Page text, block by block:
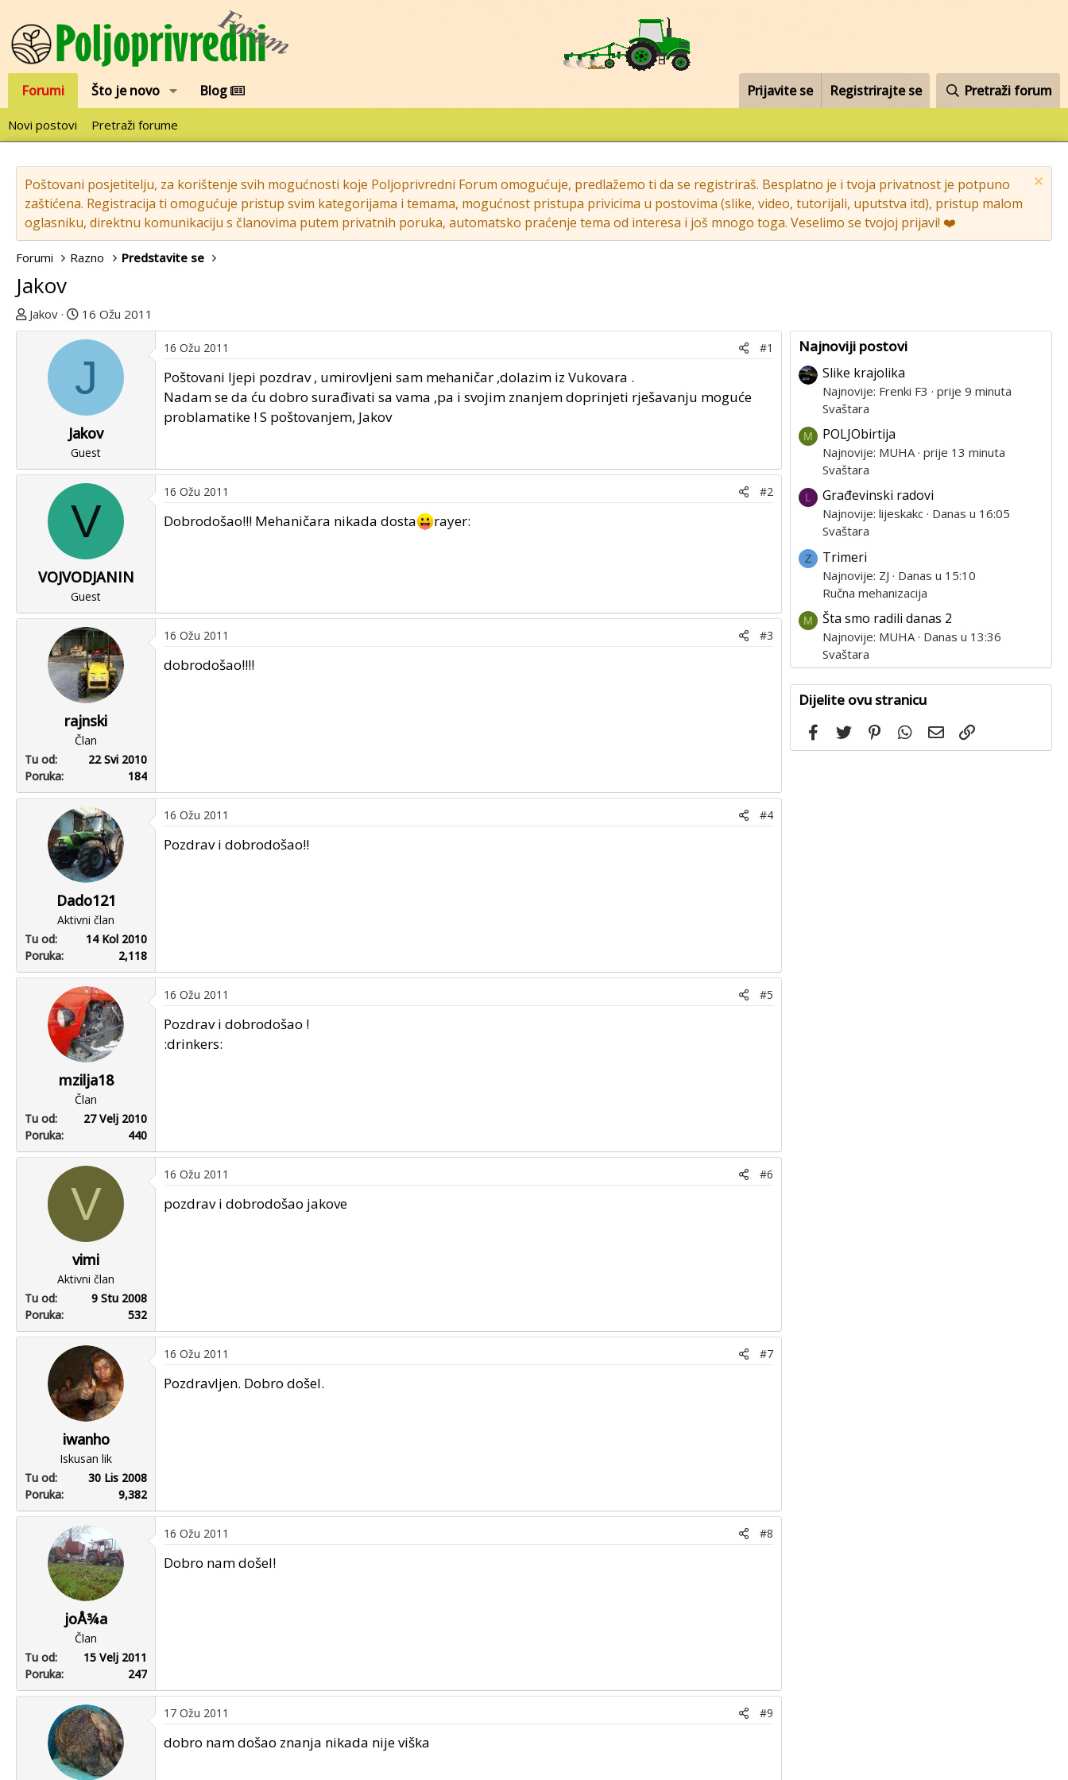
Forumi Što je novo Blog Prijavite se Registrirajte se Pretraži forum
Novi postovi Pretraži forume
Poštovani posjetitelju, za korištenje svih mogućnosti koje Poljoprivredni Forum omogućuje, predlažemo ti da se registriraš. Besplatno je i tvoja privatnost je potpuno
zaštićena. Registracija ti omogućuje pristup svim kategorijama i temama, mogućnost pristupa privicima u postovima (slike, video, tutorijali, uputstva itd), pristup malom
oglasniku, direktnu komunikaciju s članovima putem privatnih poruka, automatsko praćenje tema od interesa i još mnogo toga. Veselimo se tvojoj prijavi! ❤️
Forumi Razno Predstavite se
Jakov
T
e
n
Jakov
D
a
u
m
r
v
o
g
p
s
t
a
16 Ožu 2011
J
Jakov
Guest
16 Ožu 2011 #1
Poštovani ljepi pozdrav , umirovljeni sam mehaničar ,dolazim iz Vukovara .
Nadam se da ću dobro surađivati sa vama ,pa i svojim znanjem doprinjeti rješavanju moguće
problamatike ! S poštovanjem, Jakov
V
VOJVODJANIN
Guest
16 Ožu 2011 #2
Dobrodošao!!! Mehaničara nikada dosta rayer:
rajnski
Član
Tu od
22 Svi 2010
Poruka
184
16 Ožu 2011 #3
dobrodošao!!!!
Dado121
Aktivni član
Tu od
14 Kol 2010
Poruka
2,118
16 Ožu 2011 #4
Pozdrav i dobrodošao!!
mzilja18
Član
Tu od
27 Velj 2010
Poruka
440
16 Ožu 2011 #5
Pozdrav i dobrodošao !
:drinkers:
V
vimi
Aktivni član
Tu od
9 Stu 2008
Poruka
532
16 Ožu 2011 #6
pozdrav i dobrodošao jakove
iwanho
Iskusan lik
Tu od
30 Lis 2008
Poruka
9,382
16 Ožu 2011 #7
Pozdravljen. Dobro došel.
joÅ¾a
Član
Tu od
15 Velj 2011
Poruka
247
16 Ožu 2011 #8
Dobro nam došel!
17 Ožu 2011 #9
dobro nam došao znanja nikada nije viška
Najnoviji postovi
Slike krajolika
Najnovije: Frenki F3
prije 9 minuta
Svaštara
M POLJObirtija
Najnovije: MUHA prije 13 minuta
Svaštara
L Građevinski radovi
Najnovije: lijeskakc Danas u 16:05
Svaštara
Z Trimeri
Najnovije: ZJ
Danas u 15:10
Ručna mehanizacija
M Šta smo radili danas 2
Najnovije: MUHA Danas u 13:36
Svaštara
Dijelite ovu stranicu
Facebook
Twitter PinterestWhatsApp
Email